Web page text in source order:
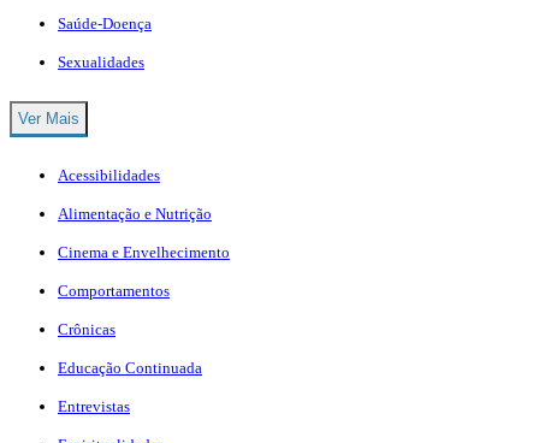
Saúde-Doença
Sexualidades
Ver Mais
Acessibilidades
Alimentação e Nutrição
Cinema e Envelhecimento
Comportamentos
Crônicas
Educação Continuada
Entrevistas